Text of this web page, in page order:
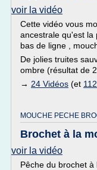
voir la vidéo
Cette vidéo vous
ancestrale qu'est la
bas de ligne ,
De jolies truites
ombre (résultat de
→ 24 Vidéos (et
MOUCHE PECHE
Brochet à la
voir la vidéo
Pêche du brochet